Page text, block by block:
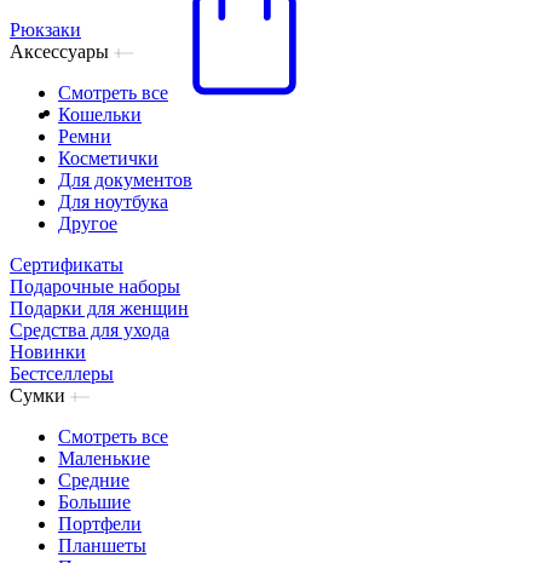
Рюкзаки
Аксессуары
Смотреть все
Кошельки
Ремни
Косметички
Для документов
Для ноутбука
Другое
Сертификаты
Подарочные наборы
Подарки для женщин
Средства для ухода
Новинки
Бестселлеры
Сумки
Смотреть все
Маленькие
Средние
Большие
Портфели
Планшеты